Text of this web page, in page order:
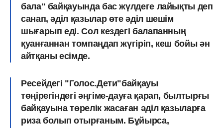
бала" байқауында бас жүлдеге лайықты деп
санап, әділ қазылар өте әділ шешім
шығарып еді. Сол кездегі балапанның
қуанғаннан томпаңдап жүгіріп, кеш бойы ән
айтқаны есімде.
Ресейдегі "Голос.Дети"байқауы
төңірегіндегі әңгіме-дауға қарап, былтырғы
байқауына төрелік жасаған әділ қазыларға
риза болып отырғаным. Бұйырса,